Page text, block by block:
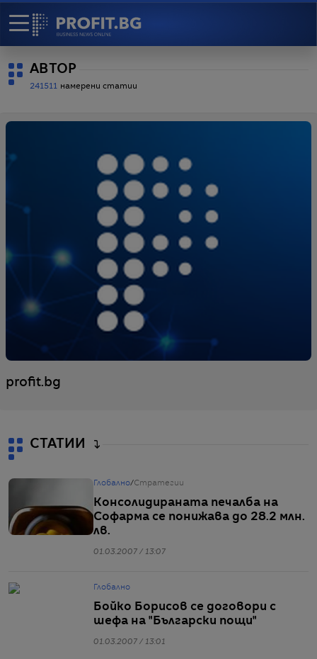
АВТОР
241511 намерени статии
profit.bg
СТАТИИ
Глобално/Стратегии
Консолидираната печалба на
Софарма се понижава до 28.2 млн.
лв.
01.03.2007 / 13:07
Глобално
Бойко Борисов се договори с
шефа на "Български пощи"
01.03.2007 / 13:01